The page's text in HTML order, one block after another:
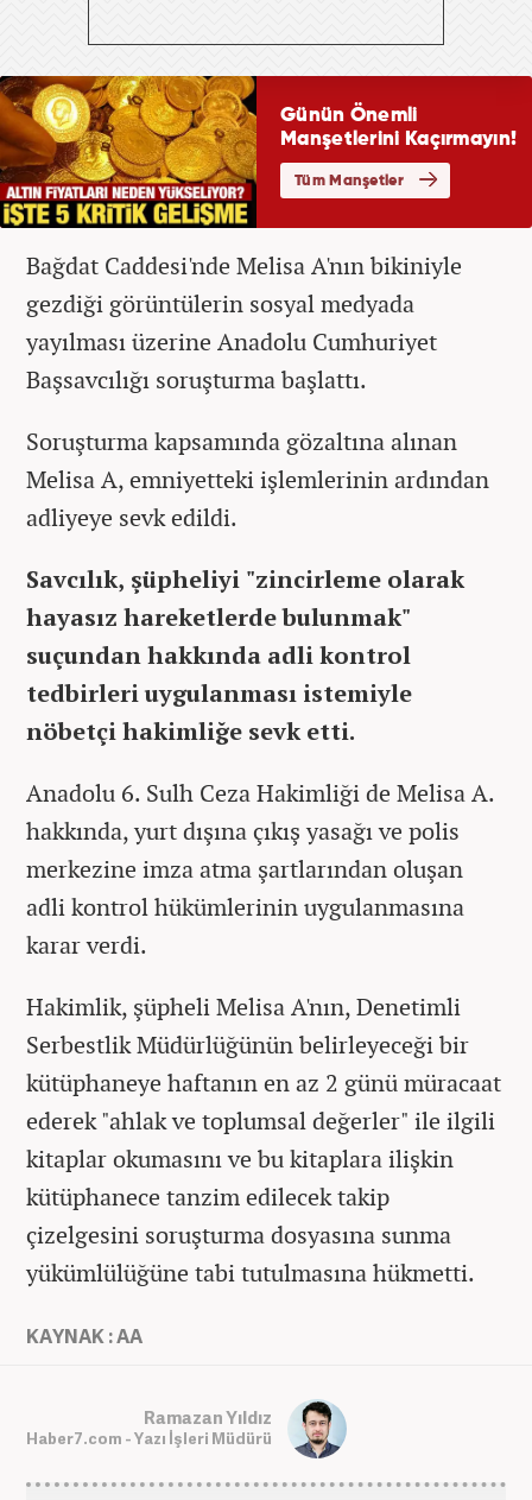
Bağdat Caddesi'nde Melisa A'nın bikiniyle
gezdiği görüntülerin sosyal medyada
yayılması üzerine Anadolu Cumhuriyet
Başsavcılığı soruşturma başlattı.
Soruşturma kapsamında gözaltına alınan
Melisa A, emniyetteki işlemlerinin ardından
adliyeye sevk edildi.
Savcılık, şüpheliyi "zincirleme olarak
hayasız hareketlerde bulunmak"
suçundan hakkında adli kontrol
tedbirleri uygulanması istemiyle
nöbetçi hakimliğe sevk etti.
Anadolu 6. Sulh Ceza Hakimliği de Melisa A.
hakkında, yurt dışına çıkış yasağı ve polis
merkezine imza atma şartlarından oluşan
adli kontrol hükümlerinin uygulanmasına
karar verdi.
Hakimlik, şüpheli Melisa A'nın, Denetimli
Serbestlik Müdürlüğünün belirleyeceği bir
kütüphaneye haftanın en az 2 günü müracaat
ederek "ahlak ve toplumsal değerler" ile ilgili
kitaplar okumasını ve bu kitaplara ilişkin
kütüphanece tanzim edilecek takip
çizelgesini soruşturma dosyasına sunma
yükümlülüğüne tabi tutulmasına hükmetti.
KAYNAK : AA
Ramazan Yıldız
Haber7.com - Yazı İşleri Müdürü